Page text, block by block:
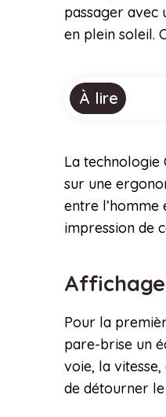
passager avec
en plein soleil.
À lire
La technologie
sur une
entre l’homme
impression de
Pour la
pare-brise un
voie, la
de détourner